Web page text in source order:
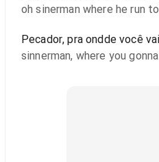
oh sinerman where he run
Pecador, pra ondde você
sinnerman, where you